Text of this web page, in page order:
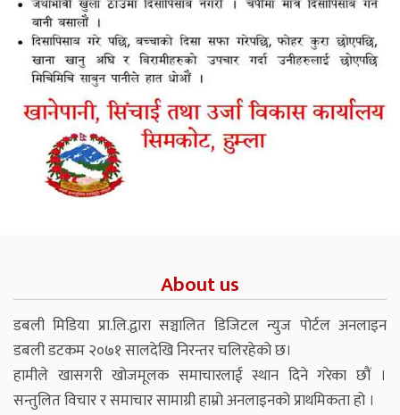
About us
डबली मिडिया प्रा.लि.द्वारा सञ्चालित डिजिटल न्युज पोर्टल अनलाइन
डबली डटकम २०७१ सालदेखि निरन्तर चलिरहेको छ।
हामीले खासगरी खोजमूलक समाचारलाई स्थान दिने गरेका छौं ।
सन्तुलित विचार र समाचार सामाग्री हाम्रो अनलाइनको प्राथमिकता हो ।